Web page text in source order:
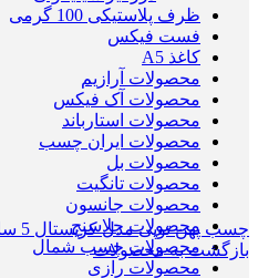
ظرف پلاستیکی 100 گرمی
فست فیکس
کاغذ A5
محصولات آرازیم
محصولات آک فیکس
محصولات استارباند
محصولات ایران چسب
محصولات بل
محصولات تانگیت
محصولات جانسون
محصولات جلاسنج
محصولات چسب شمال
محصولات رازی
چسب پهن توپی مدل کریستال 5 سانتی بسته 2 عددی
بازگشت به محصولات